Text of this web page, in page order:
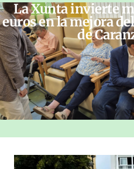
La Xunta invierte
euros en la mejora
de